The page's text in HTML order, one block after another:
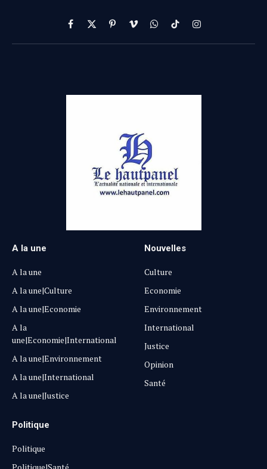
Facebook
X
(Twitter)
PinterestVimeoWhatsApp
TikTokInstagram
A la une
A la une
A la une|Culture
A la une|Economie
A la
une|Economie|International
A la une|Environnement
A la une|International
A la une|Justice
Nouvelles
Culture
Economie
Environnement
International
Justice
Opinion
Santé
Politique
Politique